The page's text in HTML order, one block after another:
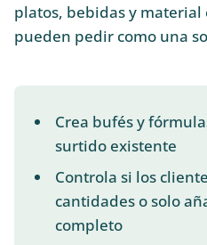
platos, bebidas y
pueden pedir como una
Crea bufés y
surtido existente
Controla si los
cantidades o solo
completo